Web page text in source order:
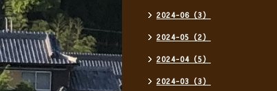
2024-06（3）
2024-05（2）
2024-04（5）
2024-03（3）